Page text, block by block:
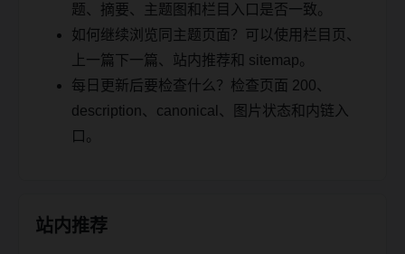
题、摘要、主题图和栏目入口是否一致。
如何继续浏览同主题页面？可以使用栏目页、
上一篇下一篇、站内推荐和 sitemap。
每日更新后要检查什么？检查页面 200、
description、canonical、图片状态和内链入
口。
站内推荐